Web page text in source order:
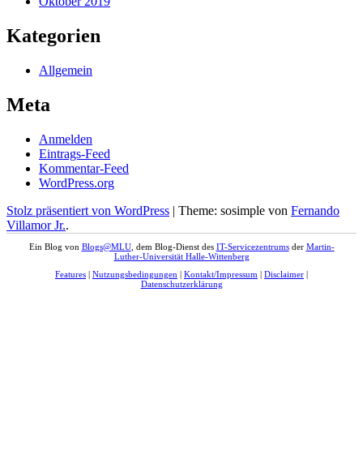
Kategorien
Allgemein
Meta
Anmelden
Eintrags-Feed
Kommentar-Feed
WordPress.org
Stolz präsentiert von WordPress | Theme: sosimple von Fernando
Villamor Jr..
Ein Blog von Blogs@MLU, dem Blog-Dienst des IT-Servicezentrumsder Martin-
Luther-Universität Halle-Wittenberg
Features | Nutzungsbedingungen | Kontakt/Impressum | Disclaimer |
Datenschutzerklärung